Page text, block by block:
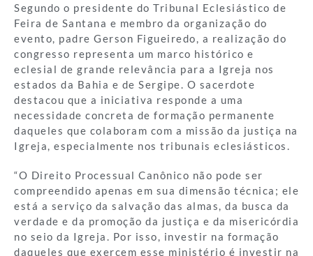
Segundo o presidente do Tribunal Eclesiástico de
Feira de Santana e membro da organização do
evento, padre Gerson Figueiredo, a realização do
congresso representa um marco histórico e
eclesial de grande relevância para a Igreja nos
estados da Bahia e de Sergipe. O sacerdote
destacou que a iniciativa responde a uma
necessidade concreta de formação permanente
daqueles que colaboram com a missão da justiça na
Igreja, especialmente nos tribunais eclesiásticos.
“O Direito Processual Canônico não pode ser
compreendido apenas em sua dimensão técnica; ele
está a serviço da salvação das almas, da busca da
verdade e da promoção da justiça e da misericórdia
no seio da Igreja. Por isso, investir na formação
daqueles que exercem esse ministério é investir na